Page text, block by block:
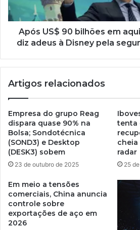
Após US$ 90 bilhões em
diz adeus à Disney pela
Artigos relacionados
Empresa do grupo Reag
dispara quase 90% na
Bolsa; Sondotécnica
(SOND3) e Desktop
(DESK3) sobem
23 de outubro de 2025
tenta
cheia
radar
25
Em meio a tensões
comerciais, China anuncia
controle sobre
exportações de aço em
2026